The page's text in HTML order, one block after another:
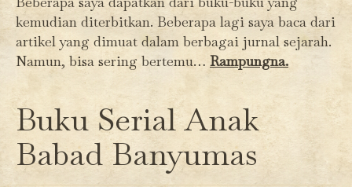
kemudian diterbitkan. Beberapa lagi saya baca dari
artikel yang dimuat dalam berbagai jurnal sejarah.
Namun, bisa sering bertemu… Rampungna.
Buku Serial Anak
Babad Banyumas